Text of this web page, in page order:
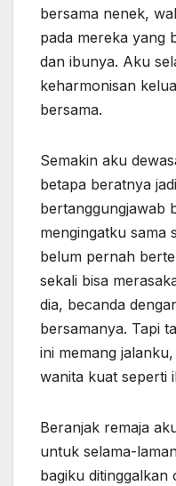
bersama nenek,
pada mereka yang
dan ibunya. Aku
keharmonisan
bersama.
Semakin aku
betapa beratnya
bertanggungjawab
mengingatku sama
belum pernah
sekali bisa
dia, becanda
bersamanya. Tapi
ini memang
wanita kuat seperti
Beranjak remaja
untuk selama-
bagiku ditinggalkan